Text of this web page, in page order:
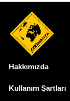
Hakkımızda
Kullanım Şartları